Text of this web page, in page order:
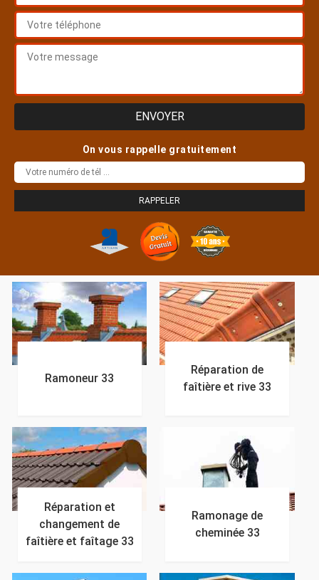
On vous rappelle gratuitement
Ramoneur 33
Réparation de
faîtière et rive 33
Réparation et
changement de
faîtière et faîtage 33
Ramonage de
cheminée 33